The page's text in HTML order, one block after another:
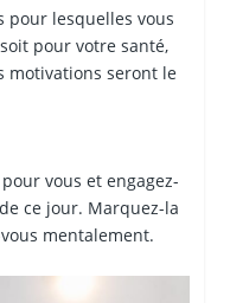
pour lesquelles vous
pour votre santé,
motivations seront le
vous et engagez-
ce jour. Marquez-la
mentalement.